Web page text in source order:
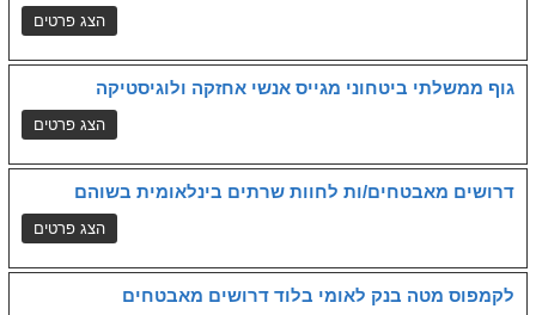
גוף ממשלתי ביטחוני מגייס אנשי אחזקה ולוגיסטיקה
דרושים מאבטחים/ות לחוות שרתים בינלאומית בשוהם
לקמפוס מטה בנק לאומי בלוד דרושים מאבטחים